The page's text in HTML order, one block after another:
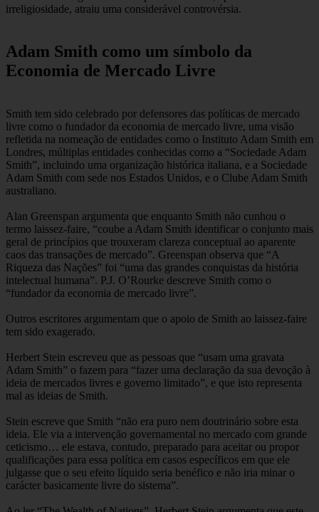
irreligiosidade, atraiu uma considerável controvérsia.
Adam Smith como um símbolo da
Economia de Mercado Livre
Smith tem sido celebrado por defensores das políticas de mercado
livre como o fundador da economia de mercado livre, uma visão
refletida na nomeação de entidades como o Instituto Adam Smith em
Londres, múltiplas entidades conhecidas como a “Sociedade Adam
Smith”, incluindo uma organização histórica italiana, e a Sociedade
Adam Smith com sede nos Estados Unidos, e o Clube Adam Smith
australiano.
Alan Greenspan argumenta que enquanto Smith não cunhou o
termo laissez-faire, “coube a Adam Smith identificar o conjunto mais
geral de princípios que trouxeram clareza conceptual ao aparente
caos das transações de mercado”. Greenspan observa que “A
Riqueza das Nações” foi “uma das grandes conquistas da história
intelectual humana”. P.J. O’Rourke descreve Smith como o
“fundador da economia de mercado livre”.
Outros escritores argumentam que o apoio de Smith ao laissez-faire
tem sido exagerado.
Herbert Stein escreveu que as pessoas que “usam uma gravata
Adam Smith” o fazem para “fazer uma declaração da sua devoção à
ideia de mercados livres e governo limitado”, e que isto representa
mal as ideias de Smith.
Stein escreve que Smith “não era puro nem doutrinário sobre esta
ideia. Ele via a intervenção governamental no mercado com grande
ceticismo… ele estava, contudo, preparado para aceitar ou propor
qualificações para essa política em casos específicos em que ele
julgasse que o seu efeito líquido seria benéfico e não iria minar o
carácter basicamente livre do sistema”.